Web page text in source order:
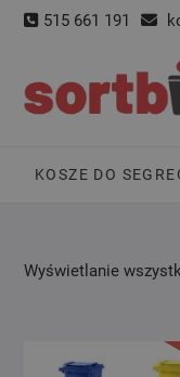
Skip
515 661 191
KOSZE DO
Wyświetlanie